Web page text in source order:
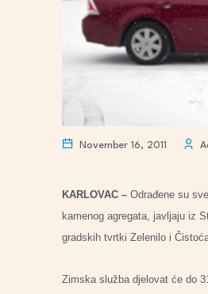
November 16, 2011
KARLOVAC – Odrađene su
kamenog agregata, javljaju iz
gradskih tvrtki Zelenilo i
Zimska služba djelovat će do